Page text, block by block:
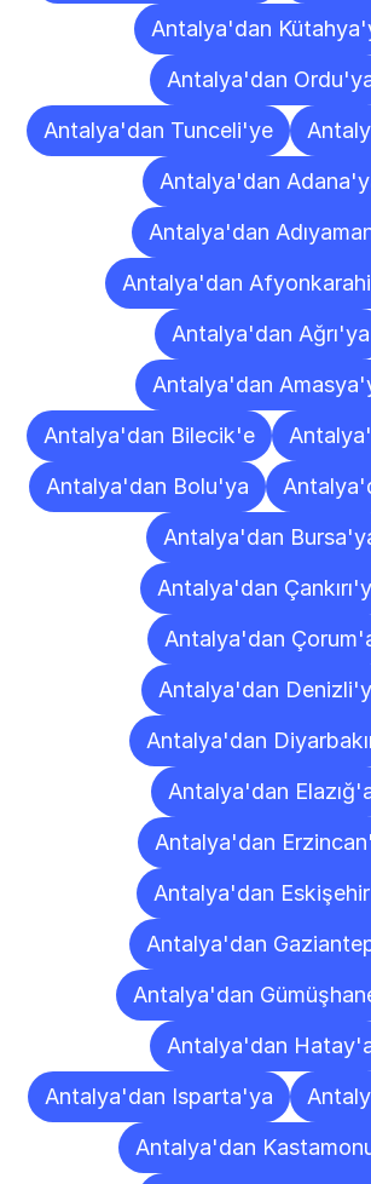
Antalya'dan
Antalya'dan
Antalya'dan Tunceli'ye
Antalya'dan
Antalya'dan
Antalya'dan
Antalya'dan Ağrı'ya
Antalya'dan
Antalya'dan Bilecik'e
Antalya'dan Bolu'ya
Antalya'dan
Antalya'dan
Antalya'dan
Antalya'dan
Antalya'dan
Antalya'dan
Antalya'dan
Antalya'dan
Antalya'dan
Antalya'dan
Antalya'dan
Antalya'dan Isparta'ya
Antalya'dan